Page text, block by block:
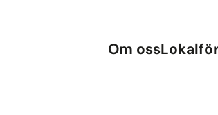
Om oss